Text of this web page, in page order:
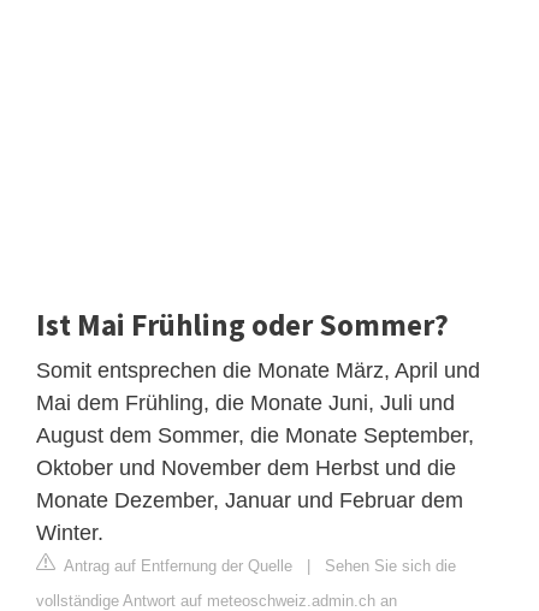
Ist Mai Frühling oder Sommer?
Somit entsprechen die Monate März, April und
Mai dem Frühling, die Monate Juni, Juli und
August dem Sommer, die Monate September,
Oktober und November dem Herbst und die
Monate Dezember, Januar und Februar dem
Winter.
Antrag auf Entfernung der Quelle | Sehen Sie sich die
vollständige Antwort auf meteoschweiz.admin.ch an